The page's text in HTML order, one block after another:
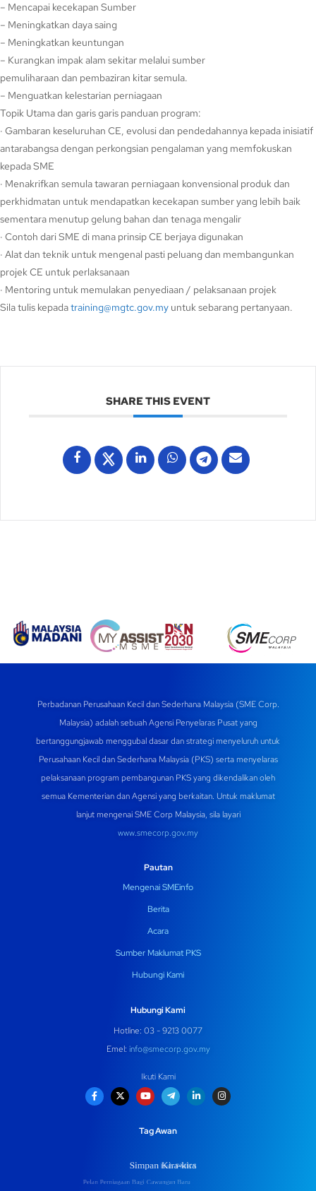
– Mencapai kecekapan Sumber
– Meningkatkan daya saing
– Meningkatkan keuntungan
– Kurangkan impak alam sekitar melalui sumber
pemuliharaan dan pembaziran kitar semula.
– Menguatkan kelestarian perniagaan
Topik Utama dan garis garis panduan program:
· Gambaran keseluruhan CE, evolusi dan pendedahannya kepada inisiatif
antarabangsa dengan perkongsian pengalaman yang memfokuskan
kepada SME
· Menakrifkan semula tawaran perniagaan konvensional produk dan
perkhidmatan untuk mendapatkan kecekapan sumber yang lebih baik
sementara menutup gelung bahan dan tenaga mengalir
· Contoh dari SME di mana prinsip CE berjaya digunakan
· Alat dan teknik untuk mengenal pasti peluang dan membangunkan
projek CE untuk perlaksanaan
· Mentoring untuk memulakan penyediaan / pelaksanaan projek
Sila tulis kepadatraining@mgtc.gov.my untuk sebarang pertanyaan.
SHARE THIS EVENT
Perbadanan Perusahaan Kecil dan Sederhana Malaysia (SME Corp.
Malaysia) adalah sebuah Agensi Penyelaras Pusat yang
bertanggungjawab menggubal dasar dan strategi menyeluruh untuk
Perusahaan Kecil dan Sederhana Malaysia (PKS) serta menyelaras
pelaksanaan program pembangunan PKS yang dikendalikan oleh
semua Kementerian dan Agensi yang berkaitan. Untuk maklumat
lanjut mengenai SME Corp Malaysia, sila layari
www.smecorp.gov.my
Pautan
Mengenai SMEinfo
Berita
Acara
Sumber Maklumat PKS
Hubungi Kami
Hubungi Kami
Hotline: 03 - 9213 0077
Emel: info@smecorp.gov.my
Ikuti Kami
Tag Awan